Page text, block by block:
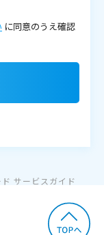
に同意のうえ確認
サービスガイド